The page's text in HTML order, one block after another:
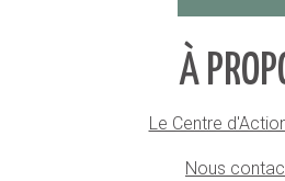
À
Le Centre
Nous